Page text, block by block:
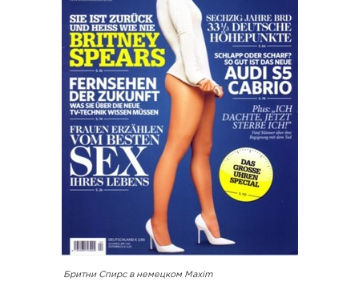
Бритни Спирс в немецком Maxim